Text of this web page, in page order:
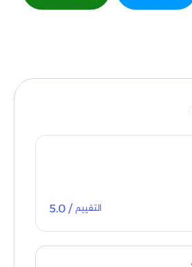
التقييم / 5.0